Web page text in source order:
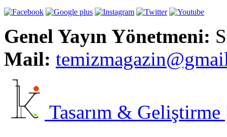
Genel Yayın Yönetmeni:
Mail: t
Tasarım &